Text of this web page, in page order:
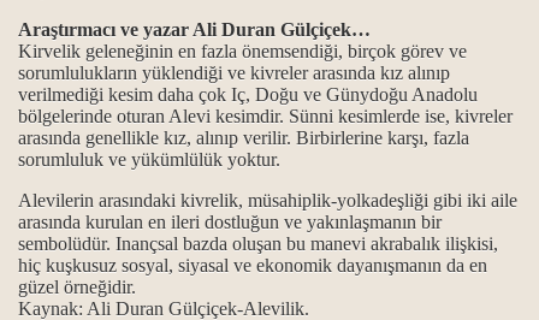
Araştırmacı ve yazar Ali Duran Gülçiçek…
Kirvelik geleneğinin en fazla önemsendiği, birçok görev ve
sorumlulukların yüklendiği ve kivreler arasında kız alınıp
verilmediği kesim daha çok Iç, Doğu ve Günydoğu Anadolu
bölgelerinde oturan Alevi kesimdir. Sünni kesimlerde ise, kivreler
arasında genellikle kız, alınıp verilir. Birbirlerine karşı, fazla
sorumluluk ve yükümlülük yoktur.
Alevilerin arasındaki kivrelik, müsahiplik-yolkadeşliği gibi iki aile
arasında kurulan en ileri dostluğun ve yakınlaşmanın bir
sembolüdür. Inançsal bazda oluşan bu manevi akrabalık ilişkisi,
hiç kuşkusuz sosyal, siyasal ve ekonomik dayanışmanın da en
güzel örneğidir.
Kaynak: Ali Duran Gülçiçek-Alevilik.
erkanı